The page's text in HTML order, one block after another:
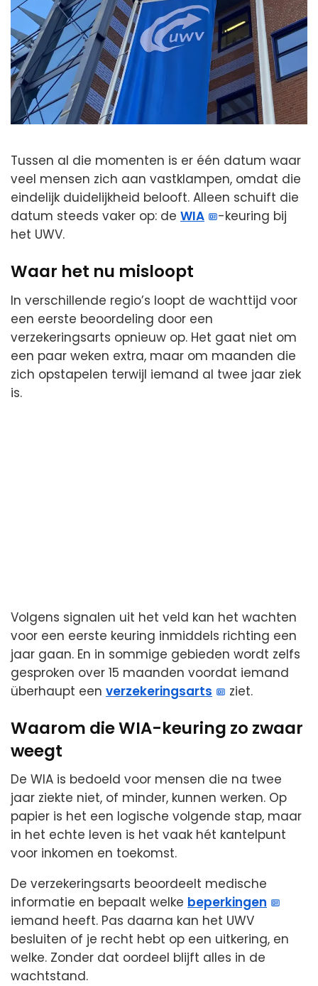
Tussen al die momenten is er één datum waar
veel mensen zich aan vastklampen, omdat die
eindelijk duidelijkheid belooft. Alleen schuift die
datum steeds vaker op: de WIA
-keuring bij
het UWV.
Waar het nu misloopt
In verschillende regio’s loopt de wachttijd voor
een eerste beoordeling door een
verzekeringsarts opnieuw op. Het gaat niet om
een paar weken extra, maar om maanden die
zich opstapelen terwijl iemand al twee jaar ziek
is.
Volgens signalen uit het veld kan het wachten
voor een eerste keuring inmiddels richting een
jaar gaan. En in sommige gebieden wordt zelfs
gesproken over 15 maanden voordat iemand
überhaupt een verzekeringsarts ziet.
Waarom die WIA-keuring zo zwaar
weegt
De WIA is bedoeld voor mensen die na twee
jaar ziekte niet, of minder, kunnen werken. Op
papier is het een logische volgende stap, maar
in het echte leven is het vaak hét kantelpunt
voor inkomen en toekomst.
De verzekeringsarts beoordeelt medische
informatie en bepaalt welke beperkingen
iemand heeft. Pas daarna kan het UWV
besluiten of je recht hebt op een uitkering, en
welke. Zonder dat oordeel blijft alles in de
wachtstand.